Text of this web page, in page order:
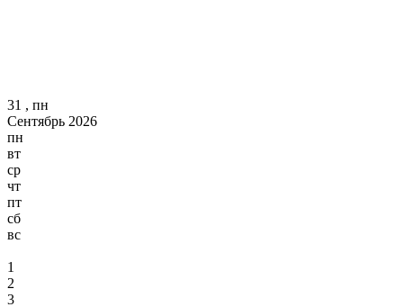
31 , пн
Сентябрь 2026
пн
вт
ср
чт
пт
сб
вс
1
2
3